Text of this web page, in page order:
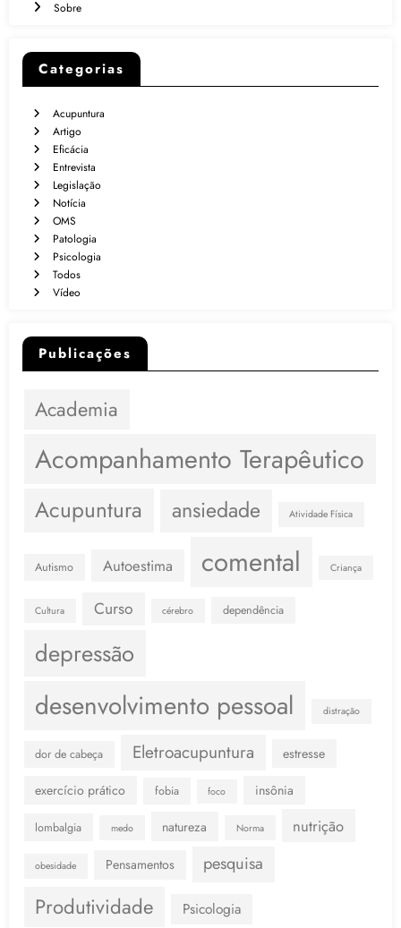
Sobre
Categorias
Acupuntura
Artigo
Eficácia
Entrevista
Legislação
Notícia
OMS
Patologia
Psicologia
Todos
Vídeo
Publicações
Academia
Acompanhamento Terapêutico
Acupuntura ansiedade Atividade Física
Autismo Autoestima comental Criança
Cultura Curso cérebro dependência
depressão
desenvolvimento pessoal distração
dor de cabeça Eletroacupuntura estresse
exercício prático fobia foco insônia
lombalgia medo natureza Norma nutrição
obesidade Pensamentos pesquisa
Produtividade Psicologia